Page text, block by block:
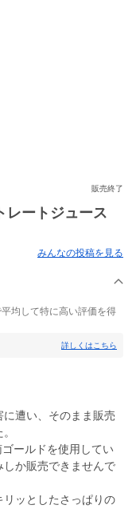
販売終了
レートジュース
みんなの投稿を見る
均して特に高い評価を得
詳しくはこちら
遭い、そのまま販売
ールドを使用してい
しか販売できませんで
ッとしたさっぱりの